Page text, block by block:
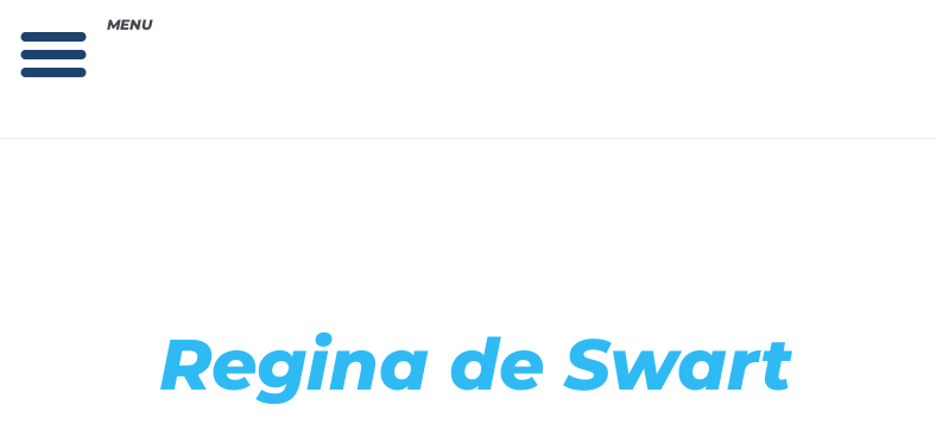
MENU
Regina de Swart